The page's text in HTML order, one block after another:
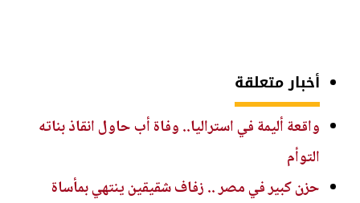
أخبار متعلقة
واقعة أليمة في استراليا.. وفاة أب حاول انقاذ بناته
التوأم
حزن كبير في مصر .. زفاف شقيقين ينتهي بمأساة